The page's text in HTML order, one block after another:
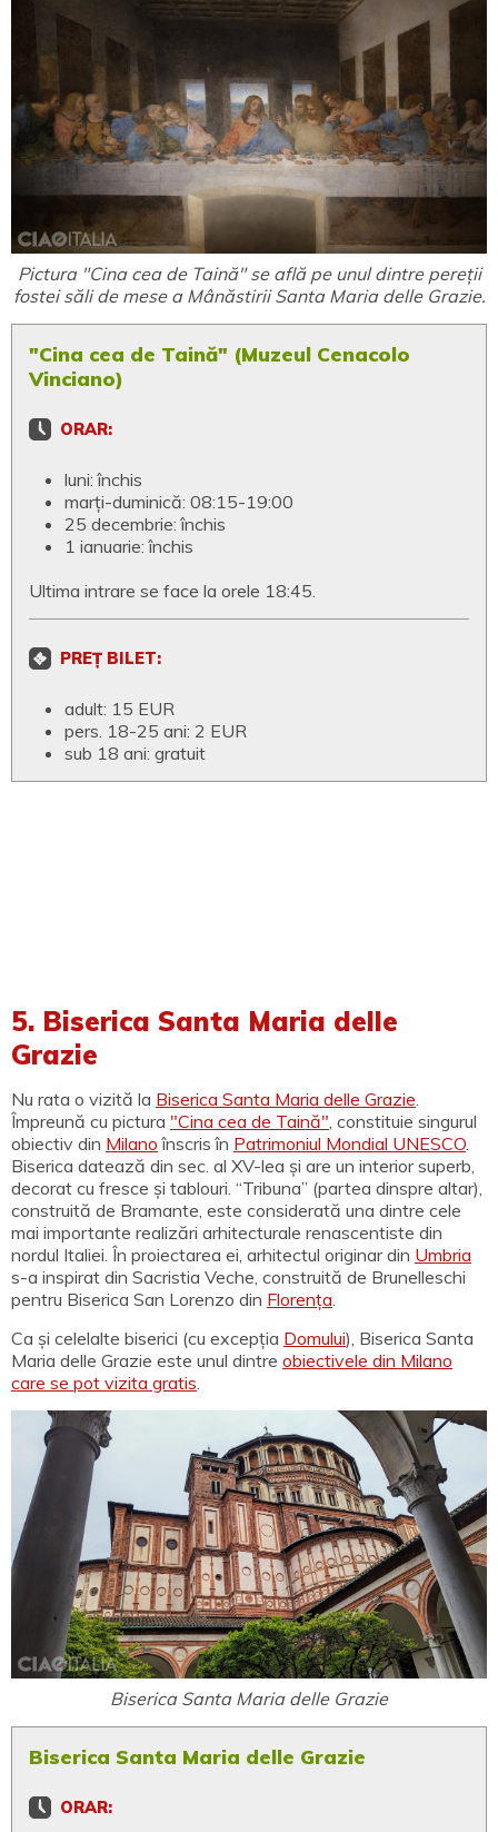
Pictura "Cina cea de Taină" se află pe unul dintre pereții
fostei săli de mese a Mânăstirii Santa Maria delle Grazie.
"Cina cea de Taină" (Muzeul Cenacolo
Vinciano)
ORAR:
luni: închis
marți-duminică: 08:15-19:00
25 decembrie: închis
1 ianuarie: închis
Ultima intrare se face la orele 18:45.
PREȚ BILET:
adult: 15 EUR
pers. 18-25 ani: 2 EUR
sub 18 ani: gratuit
5. Biserica Santa Maria delle
Grazie
Nu rata o vizită la Biserica Santa Maria delle Grazie.
Împreună cu pictura "Cina cea de Taină", constituie singurul
obiectiv din Milano înscris în Patrimoniul Mondial UNESCO.
Biserica datează din sec. al XV-lea și are un interior superb,
decorat cu fresce și tablouri. “Tribuna” (partea dinspre altar),
construită de Bramante, este considerată una dintre cele
mai importante realizări arhitecturale renascentiste din
nordul Italiei. În proiectarea ei, arhitectul originar din Umbria
s-a inspirat din Sacristia Veche, construită de Brunelleschi
pentru Biserica San Lorenzo din Florența.
Ca și celelalte biserici (cu excepția Domului), Biserica Santa
Maria delle Grazie este unul dintre obiectivele din Milano
care se pot vizita gratis.
Biserica Santa Maria delle Grazie
Biserica Santa Maria delle Grazie
ORAR: